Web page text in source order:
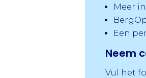
Meer
Een
Neem
Vul het